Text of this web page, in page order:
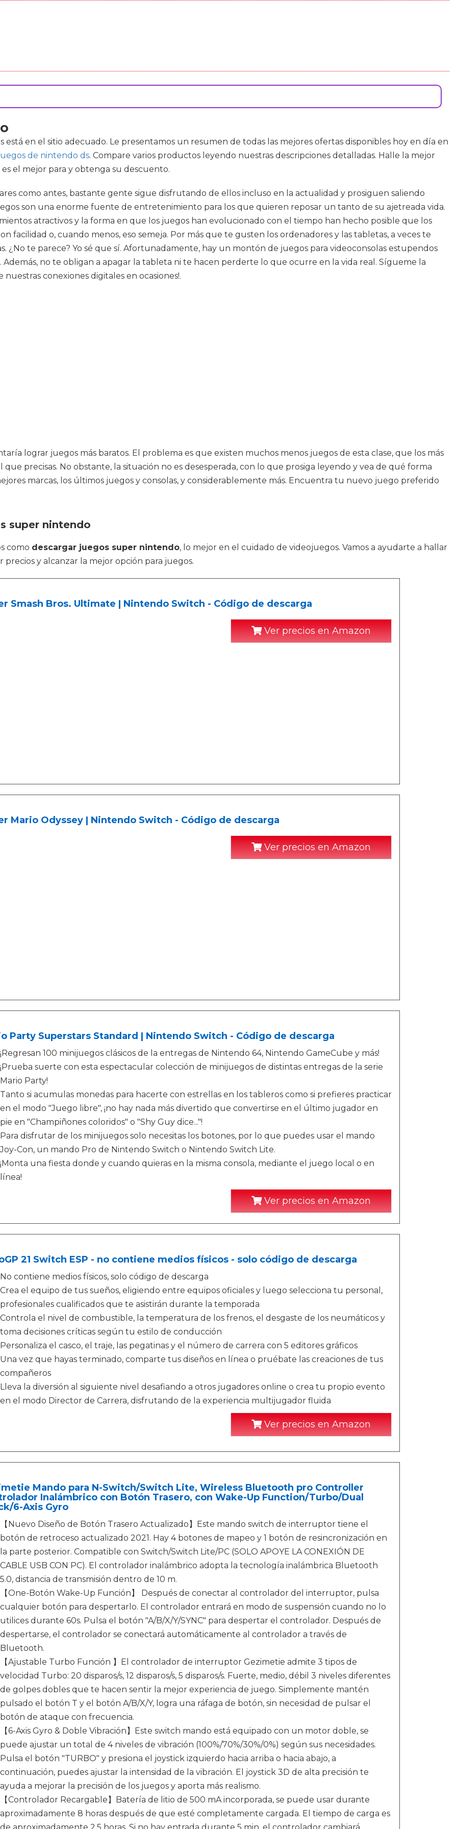
está en el sitio adecuado. Le presentamos un resumen de todas las mejores ofertas disponibles hoy en día en
de nintendo ds. Compare varios productos leyendo nuestras descripciones detalladas. Halle la mejor
el mejor para y obtenga su descuento.
como antes, bastante gente sigue disfrutando de ellos incluso en la actualidad y prosiguen saliendo
son una enorme fuente de entretenimiento para los que quieren reposar un tanto de su ajetreada vida.
atractivos y la forma en que los juegos han evolucionado con el tiempo han hecho posible que los
facilidad o, cuando menos, eso semeja. Por más que te gusten los ordenadores y las tabletas, a veces te
¿No te parece? Yo sé que sí. Afortunadamente, hay un montón de juegos para videoconsolas estupendos
no te obligan a apagar la tableta ni te hacen perderte lo que ocurre en la vida real. Sígueme la
conexiones digitales en ocasiones!.
lograr juegos más baratos. El problema es que existen muchos menos juegos de esta clase, que los más
precisas. No obstante, la situación no es desesperada, con lo que prosiga leyendo y vea de qué forma
marcas, los últimos juegos y consolas, y considerablemente más. Encuentra tu nuevo juego preferido
super nintendo
como descargar juegos super nintendo, lo mejor en el cuidado de videojuegos. Vamos a ayudarte a hallar
y alcanzar la mejor opción para juegos.
Smash Bros. Ultimate | Nintendo Switch - Código de descarga
Ver precios en Amazon
Mario Odyssey | Nintendo Switch - Código de descarga
Ver precios en Amazon
Party Superstars Standard | Nintendo Switch - Código de descarga
¡Regresan 100 minijuegos clásicos de la entregas de Nintendo 64, Nintendo GameCube y más!
¡Prueba suerte con esta espectacular colección de minijuegos de distintas entregas de la serie
Mario Party!
Tanto si acumulas monedas para hacerte con estrellas en los tableros como si prefieres practicar
en el modo "Juego libre", ¡no hay nada más divertido que convertirse en el último jugador en
pie en "Champiñones coloridos" o "Shy Guy dice..."!
Para disfrutar de los minijuegos solo necesitas los botones, por lo que puedes usar el mando
Joy-Con, un mando Pro de Nintendo Switch o Nintendo Switch Lite.
¡Monta una fiesta donde y cuando quieras en la misma consola, mediante el juego local o en
línea!
Ver precios en Amazon
21 Switch ESP - no contiene medios físicos - solo código de descarga
No contiene medios físicos, solo código de descarga
Crea el equipo de tus sueños, eligiendo entre equipos oficiales y luego selecciona tu personal,
profesionales cualificados que te asistirán durante la temporada
Controla el nivel de combustible, la temperatura de los frenos, el desgaste de los neumáticos y
toma decisiones críticas según tu estilo de conducción
Personaliza el casco, el traje, las pegatinas y el número de carrera con 5 editores gráficos
Una vez que hayas terminado, comparte tus diseños en línea o pruébate las creaciones de tus
compañeros
Lleva la diversión al siguiente nivel desafiando a otros jugadores online o crea tu propio evento
en el modo Director de Carrera, disfrutando de la experiencia multijugador fluida
Ver precios en Amazon
Mando para N-Switch/Switch Lite, Wireless Bluetooth pro Controller
Inalámbrico con Botón Trasero, con Wake-Up Function/Turbo/Dual
6-Axis Gyro
【Nuevo Diseño de Botón Trasero Actualizado】Este mando switch de interruptor tiene el
botón de retroceso actualizado 2021. Hay 4 botones de mapeo y 1 botón de resincronización en
la parte posterior. Compatible con Switch/Switch Lite/PC (SOLO APOYE LA CONEXIÓN DE
CABLE USB CON PC). El controlador inalámbrico adopta la tecnología inalámbrica Bluetooth
5.0, distancia de transmisión dentro de 10 m.
【One-Botón Wake-Up Función】 Después de conectar al controlador del interruptor, pulsa
cualquier botón para despertarlo. El controlador entrará en modo de suspensión cuando no lo
utilices durante 60s. Pulsa el botón "A/B/X/Y/SYNC" para despertar el controlador. Después de
despertarse, el controlador se conectará automáticamente al controlador a través de
Bluetooth.
【Ajustable Turbo Función 】El controlador de interruptor Gezimetie admite 3 tipos de
velocidad Turbo: 20 disparos/s, 12 disparos/s, 5 disparos/s. Fuerte, medio, débil 3 niveles diferentes
de golpes dobles que te hacen sentir la mejor experiencia de juego. Simplemente mantén
pulsado el botón T y el botón A/B/X/Y, logra una ráfaga de botón, sin necesidad de pulsar el
botón de ataque con frecuencia.
【6-Axis Gyro & Doble Vibración】Este switch mando está equipado con un motor doble, se
puede ajustar un total de 4 niveles de vibración (100%/70%/30%/0%) según sus necesidades.
Pulsa el botón "TURBO" y presiona el joystick izquierdo hacia arriba o hacia abajo, a
continuación, puedes ajustar la intensidad de la vibración. El joystick 3D de alta precisión te
ayuda a mejorar la precisión de los juegos y aporta más realismo.
【Controlador Recargable】Batería de litio de 500 mA incorporada, se puede usar durante
aproximadamente 8 horas después de que esté completamente cargada. El tiempo de carga es